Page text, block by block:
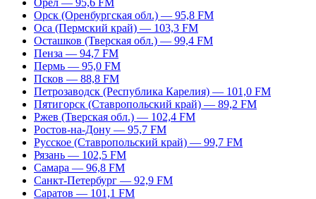
Орёл — 95,6 FM
Орск (Оренбургская обл.) — 95,8 FM
Оса (Пермский край) — 103,3 FM
Осташков (Тверская обл.) — 99,4 FM
Пенза — 94,7 FM
Пермь — 95,0 FM
Псков — 88,8 FM
Петрозаводск (Республика Карелия) — 101,0 FM
Пятигорск (Ставропольский край) — 89,2 FM
Ржев (Тверская обл.) — 102,4 FM
Ростов-на-Дону — 95,7 FM
Русское (Ставропольский край) — 99,7 FM
Рязань — 102,5 FM
Самара — 96,8 FM
Санкт-Петербург — 92,9 FM
Саратов — 101,1 FM